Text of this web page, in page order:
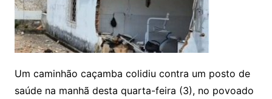
Um caminhão caçamba colidiu contra um posto de
saúde na manhã desta quarta-feira (3), no povoado